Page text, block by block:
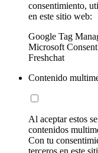
consentimiento,
en este sitio web:
Google Tag
Microsoft
Freshchat
Contenido
Al aceptar estos
contenidos
Con tu